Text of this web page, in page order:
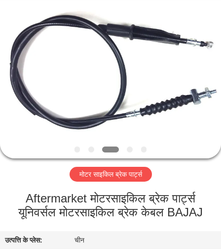
घर
उत्पादों
वीडियो
हमारे
बारे
कारखाना
Rights
Reserved.
मोटर साइकिल ब्रेक पार्ट्स
Aftermarket मोटरसाइकिल ब्रेक पार्ट्स
यूनिवर्सल मोटरसाइकिल ब्रेक केबल BAJAJ
उत्पत्ति के प्लेस: चीन